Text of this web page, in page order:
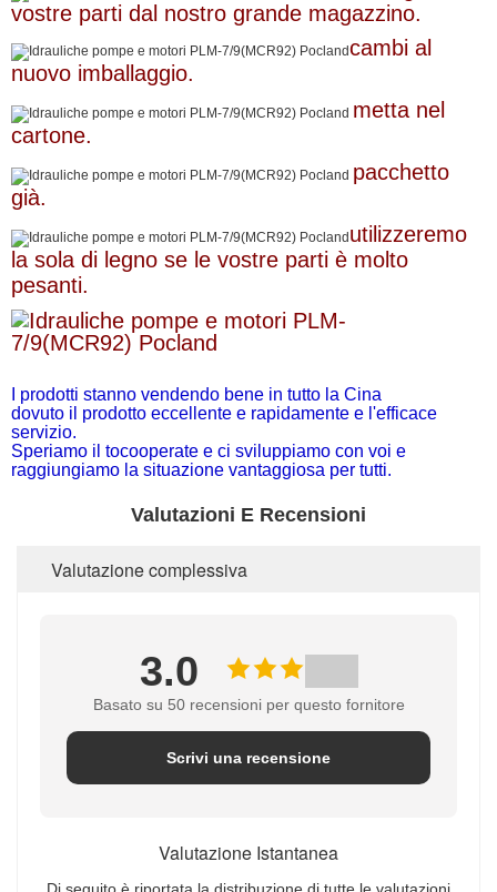
vostre parti dal nostro grande magazzino.
cambi al
nuovo imballaggio.
metta nel
cartone.
pacchetto
già.
utilizzeremo
la sola di legno se le vostre parti è molto
pesanti.
I prodotti stanno vendendo bene in tutto la Cina
dovuto il prodotto eccellente e rapidamente e l'efficace
servizio.
Speriamo il tocooperate e ci sviluppiamo con voi e
raggiungiamo la situazione vantaggiosa per tutti.
Valutazioni E Recensioni
Valutazione complessiva
3.0
Basato su 50 recensioni per questo fornitore
Scrivi una recensione
Valutazione Istantanea